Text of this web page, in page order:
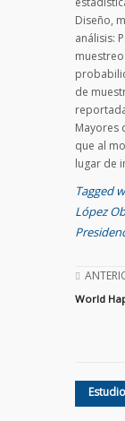
Diseño,
análisis:
de
Mayores
que al
lugar de
Tagged
López
World